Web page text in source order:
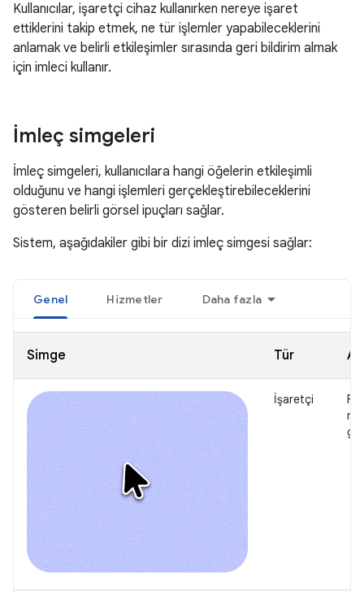
Kullanıcılar, işaretçi cihaz kullanırken nereye işaret
ettiklerini takip etmek, ne tür işlemler yapabileceklerini
anlamak ve belirli etkileşimler sırasında geri bildirim almak
için imleci kullanır.
İmleç simgeleri
İmleç simgeleri, kullanıcılara hangi öğelerin etkileşimli
olduğunu ve hangi işlemleri gerçekleştirebileceklerini
gösteren belirli görsel ipuçları sağlar.
Sistem, aşağıdakiler gibi bir dizi imleç simgesi sağlar:
Genel Hizmetler Daha fazla
Simge Tür
İşaretçi